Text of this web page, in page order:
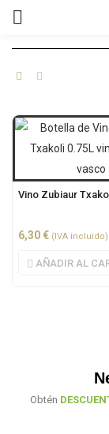
Vino Zubiaur
6,30 € (IVA incluido)
AÑADIR AL
Obtén